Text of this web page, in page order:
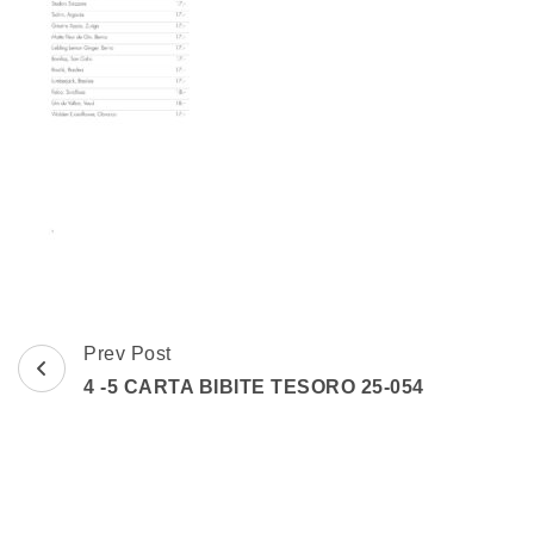
Post
Navigation
Prev Post
4 -5 CARTA BIBITE TESORO 25-054